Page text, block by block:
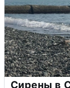
Сирены в